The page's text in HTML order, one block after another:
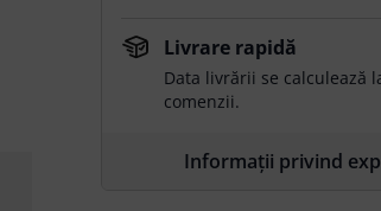
Livrare rapidă
Data livrării se calculează
comenzii.
Informații privind